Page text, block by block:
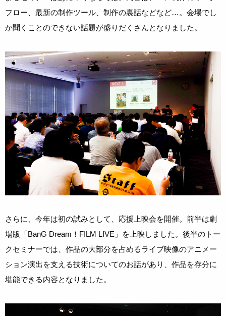
フロー、最新の制作ツール、制作の裏話などなど…。会場でし
か聞くことのできない話題が盛りだくさんとなりました。
さらに、今年は初の試みとして、応援上映会を開催。前半は劇
場版「BanG Dream！FILM LIVE」を上映しました。後半のトー
クセミナーでは、作品の大部分を占めるライブ映像のアニメー
ション演出を支える技術についてのお話があり、作品を存分に
堪能できる内容となりました。